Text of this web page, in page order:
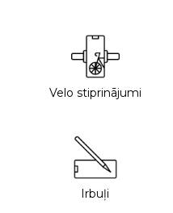
Velo stiprinājumi
Irbuļi